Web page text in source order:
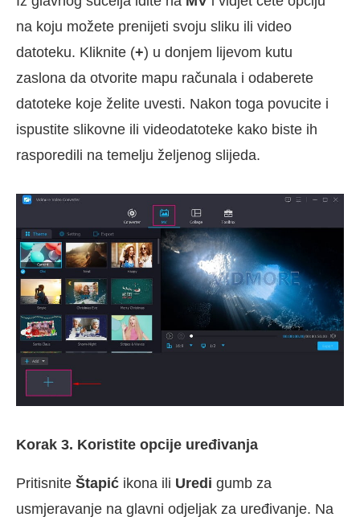
na koju možete prenijeti svoju sliku ili video
datoteku. Kliknite (+) u donjem lijevom kutu
zaslona da otvorite mapu računala i odaberete
datoteke koje želite uvesti. Nakon toga povucite i
ispustite slikovne ili videodatoteke kako biste ih
rasporedili na temelju željenog slijeda.
Korak 3. Koristite opcije uređivanja
Pritisnite Štapić ikona ili Uredi gumb za
usmjeravanje na glavni odjeljak za uređivanje. Na